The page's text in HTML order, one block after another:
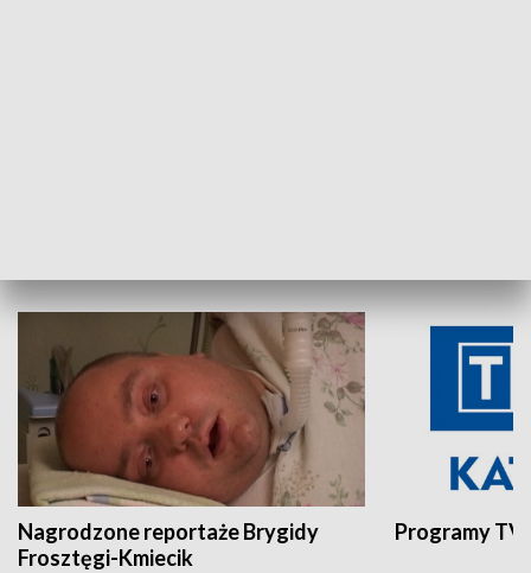
Nagrodzone reportaże Brygidy
Frosztęgi-Kmiecik
Programy